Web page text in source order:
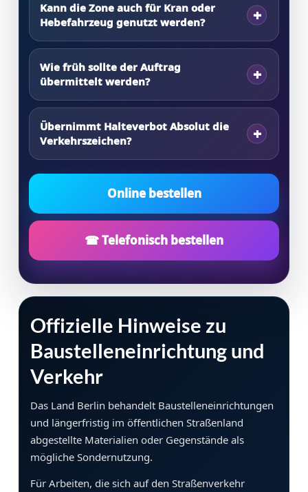
Kann die Zone auch für Kran oder
Hebefahrzeug genutzt werden?
Wie früh sollte der Auftrag
übermittelt werden?
Übernimmt Halteverbot Absolut die
Verkehrszeichen?
Online bestellen
☎ Telefonisch bestellen
Offizielle Hinweise zu
Baustelleneinrichtung und
Verkehr
Das Land Berlin behandelt Baustelleneinrichtungen
und längerfristig im öffentlichen Straßenland
abgestellte Materialien oder Gegenstände als
mögliche Sondernutzung.
Für Arbeiten, die sich auf den Straßenverkehr